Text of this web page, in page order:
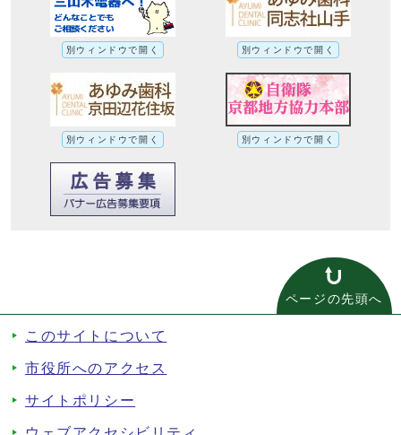
別ウィンドウで開く 別ウィンドウで開く
別ウィンドウで開く 別ウィンドウで開く
ページの先頭へ
このサイトについて
市役所へのアクセス
サイトポリシー